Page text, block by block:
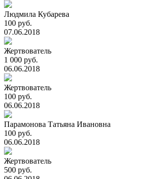
Людмила Кубарева
100 руб.
07.06.2018
Жертвователь
1 000 руб.
06.06.2018
Жертвователь
100 руб.
06.06.2018
Парамонова Татьяна Ивановна
100 руб.
06.06.2018
Жертвователь
500 руб.